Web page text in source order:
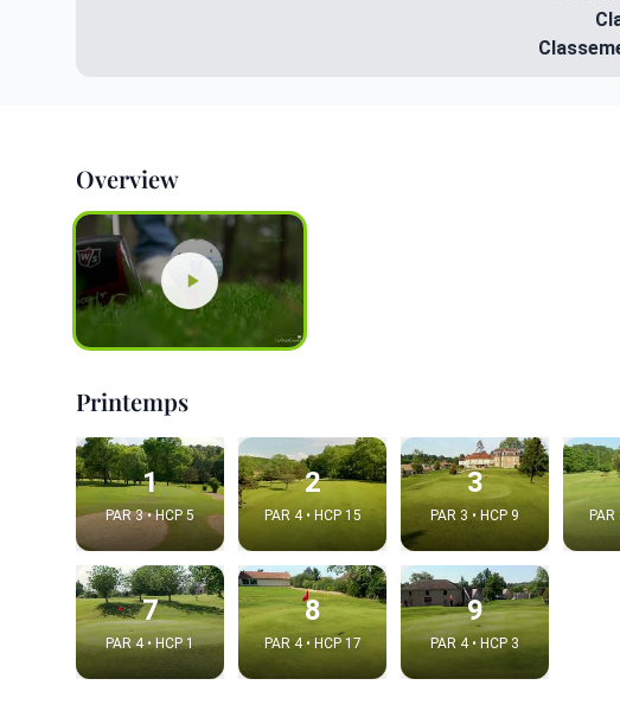
Overview
Printemps
1
PAR 3 • HCP 5
2
PAR 4 • HCP 15
3
PAR 3 • HCP 9 PAR
7
PAR 4 • HCP 1
8
PAR 4 • HCP 17
9
PAR 4 • HCP 3